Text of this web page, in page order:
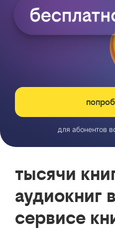
для абонентов
тысячи
аудиокниг в
сервисе